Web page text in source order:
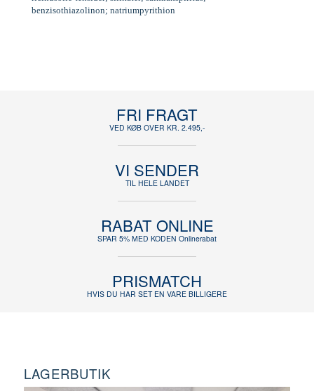
benzisothiazolinon; natriumpyrithion
FRI FRAGT
VED KØB OVER KR. 2.495,-
VI SENDER
TIL HELE LANDET
RABAT ONLINE
SPAR 5% MED KODEN Onlinerabat
PRISMATCH
HVIS DU HAR SET EN VARE BILLIGERE
LAGERBUTIK